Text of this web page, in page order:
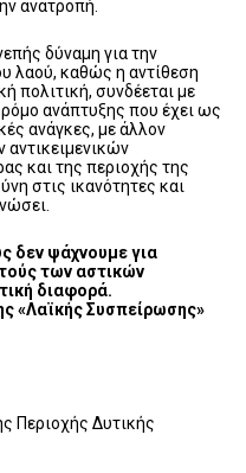
ανατροπή.
δύναμη για την
λαού, καθώς η αντίθεση
πολιτική, συνδέεται με
ανάπτυξης που έχει ως
ανάγκες, με άλλον
και της περιοχής της
στις ικανότητες και
δεν ψάχνουμε για
των αστικών
διαφορά.
«Λαϊκής Συσπείρωσης»
Περιοχής Δυτικής